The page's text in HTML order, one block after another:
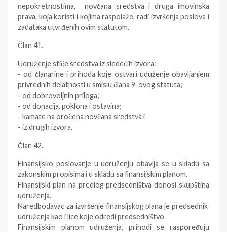
nepokretnostima, novčana sredstva i druga imovinska
prava, koja koristi i kojima raspolaže, radi izvršenja poslova i
zadataka utvrđenih ovim statutom.
Član 41.
Udruženje stiče sredstva iz sledećih izvora:
- od članarine i prihoda koje ostvari uduženje obavljanjem
privrednih delatnosti u smislu člana 9. ovog statuta;
- od dobrovoljnih priloga;
- od donacija, poklona i ostavina;
- kamate na oročena novčana sredstva i
- iz drugih izvora.
Član 42.
Finansijsko poslovanje u udruženju obavlja se u skladu sa
zakonskim propisima i u skladu sa finansijskim planom.
Finansijski plan na predlog predsedništva donosi skupština
udruženja.
Naredbodavac za izvršenje finansijskog plana je predsednik
udruženja kao i lice koje odredi predsedništvo.
Finansijskim planom udruženja, prihodi se raspoređuju